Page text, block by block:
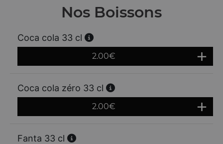
Nos Boissons
Coca cola 33 cl
2.00€
Coca cola zéro 33 cl
2.00€
Fanta 33 cl